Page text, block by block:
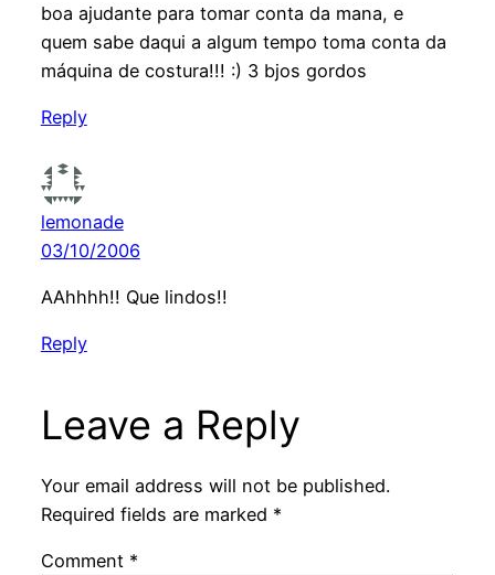
boa ajudante para tomar conta da mana, e
quem sabe daqui a algum tempo toma conta da
máquina de costura!!! :) 3 bjos gordos
Reply
lemonade
03/10/2006
AAhhhh!! Que lindos!!
Reply
Leave a Reply
Your email address will not be published.
Required fields are marked *
Comment *